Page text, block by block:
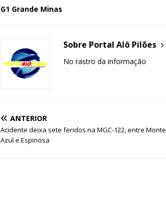
G1 Grande Minas
Sobre Portal Alô Pilões
No rastro da informação
ANTERIOR
Acidente deixa sete feridos na MGC-122, entre Monte
Azul e Espinosa